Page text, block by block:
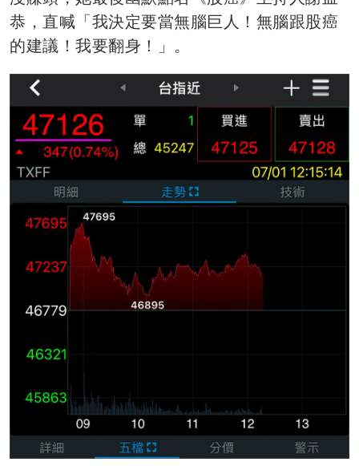
恭，直喊「我決定要當無腦巨人！無腦跟股癌
的建議！我要翻身！」。